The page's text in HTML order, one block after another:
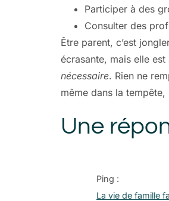
Participer à des
Consulter des
Être parent, c’est
écrasante, mais elle est
nécessaire. Rien ne
même dans la
Une
Ping :
La vie de famille